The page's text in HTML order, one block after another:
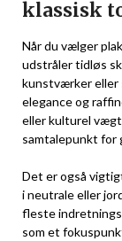
klassisk
Når du vælger
udstråler tidløs
kunstværker eller
elegance og
eller kulturel
samtalepunkt for
Det er også
i neutrale eller
fleste
som et